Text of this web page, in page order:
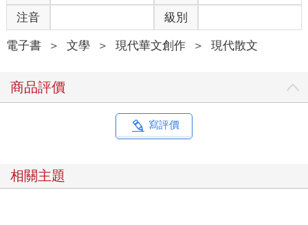
注音 級別
電子書 ＞ 文學 ＞ 現代華文創作 ＞ 現代散文
商品評價
寫評價
相關主題